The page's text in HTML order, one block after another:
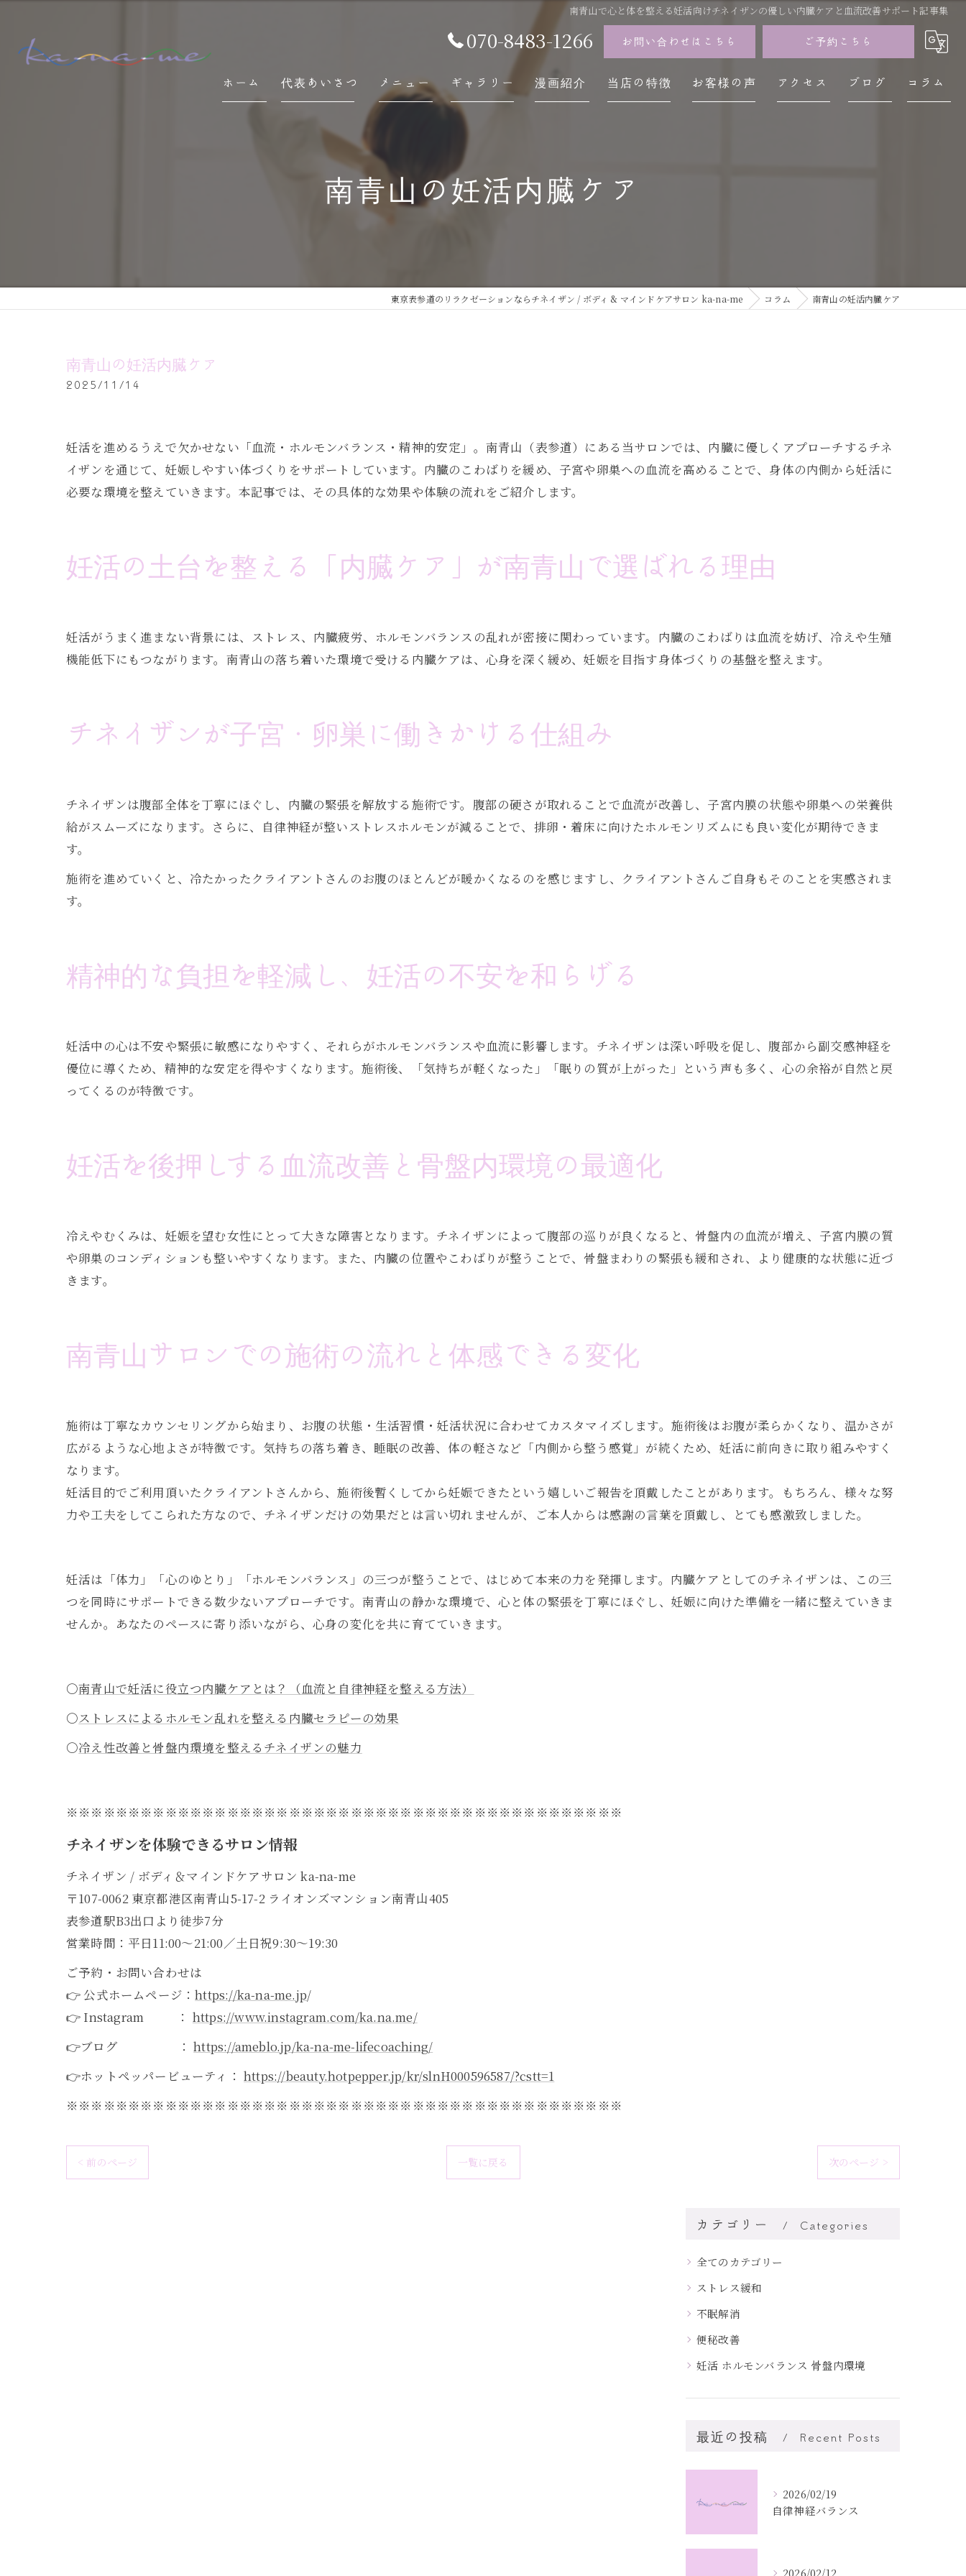
南青山で心と体を整える妊活向けチネイザンの優しい内臓ケアと血流改善サポート記事集
070-8483-1266 お問い合わせはこちら ご予約こちら
ホーム 代表あいさつ メニュー ギャラリー 漫画紹介 当店の特徴 お客様の声 アクセス ブログ コラム
南青山の妊活内臓ケア
東京表参道のリラクゼーションならチネイザン / ボディ & マインドケアサロン ka-na-me コラム 南青山の妊活内臓ケア
南青山の妊活内臓ケア
2025/11/14
妊活を進めるうえで欠かせない「血流・ホルモンバランス・精神的安定」。南青山（表参道）にある当サロンでは、内臓に優しくアプローチするチネ
イザンを通じて、妊娠しやすい体づくりをサポートしています。内臓のこわばりを緩め、子宮や卵巣への血流を高めることで、身体の内側から妊活に
必要な環境を整えていきます。本記事では、その具体的な効果や体験の流れをご紹介します。
妊活の土台を整える「内臓ケア」が南青山で選ばれる理由
妊活がうまく進まない背景には、ストレス、内臓疲労、ホルモンバランスの乱れが密接に関わっています。内臓のこわばりは血流を妨げ、冷えや生殖
機能低下にもつながります。南青山の落ち着いた環境で受ける内臓ケアは、心身を深く緩め、妊娠を目指す身体づくりの基盤を整えます。
チネイザンが子宮・卵巣に働きかける仕組み
チネイザンは腹部全体を丁寧にほぐし、内臓の緊張を解放する施術です。腹部の硬さが取れることで血流が改善し、子宮内膜の状態や卵巣への栄養供
給がスムーズになります。さらに、自律神経が整いストレスホルモンが減ることで、排卵・着床に向けたホルモンリズムにも良い変化が期待できま
す。
施術を進めていくと、冷たかったクライアントさんのお腹のほとんどが暖かくなるのを感じますし、クライアントさんご自身もそのことを実感されま
す。
精神的な負担を軽減し、妊活の不安を和らげる
妊活中の心は不安や緊張に敏感になりやすく、それらがホルモンバランスや血流に影響します。チネイザンは深い呼吸を促し、腹部から副交感神経を
優位に導くため、精神的な安定を得やすくなります。施術後、「気持ちが軽くなった」「眠りの質が上がった」という声も多く、心の余裕が自然と戻
ってくるのが特徴です。
妊活を後押しする血流改善と骨盤内環境の最適化
冷えやむくみは、妊娠を望む女性にとって大きな障害となります。チネイザンによって腹部の巡りが良くなると、骨盤内の血流が増え、子宮内膜の質
や卵巣のコンディションも整いやすくなります。また、内臓の位置やこわばりが整うことで、骨盤まわりの緊張も緩和され、より健康的な状態に近づ
きます。
南青山サロンでの施術の流れと体感できる変化
施術は丁寧なカウンセリングから始まり、お腹の状態・生活習慣・妊活状況に合わせてカスタマイズします。施術後はお腹が柔らかくなり、温かさが
広がるような心地よさが特徴です。気持ちの落ち着き、睡眠の改善、体の軽さなど「内側から整う感覚」が続くため、妊活に前向きに取り組みやすく
なります。
妊活目的でご利用頂いたクライアントさんから、施術後暫くしてから妊娠できたという嬉しいご報告を頂戴したことがあります。もちろん、様々な努
力や工夫をしてこられた方なので、チネイザンだけの効果だとは言い切れませんが、ご本人からは感謝の言葉を頂戴し、とても感激致しました。
妊活は「体力」「心のゆとり」「ホルモンバランス」の三つが整うことで、はじめて本来の力を発揮します。内臓ケアとしてのチネイザンは、この三
つを同時にサポートできる数少ないアプローチです。南青山の静かな環境で、心と体の緊張を丁寧にほぐし、妊娠に向けた準備を一緒に整えていきま
せんか。あなたのペースに寄り添いながら、心身の変化を共に育てていきます。
〇南青山で妊活に役立つ内臓ケアとは？（血流と自律神経を整える方法）
〇ストレスによるホルモン乱れを整える内臓セラピーの効果
〇冷え性改善と骨盤内環境を整えるチネイザンの魅力
※※※※※※※※※※※※※※※※※※※※※※※※※※※※※※※※※※※※※※※※※※※※※
チネイザンを体験できるサロン情報
チネイザン / ボディ＆マインドケアサロン ka-na-me
〒107-0062 東京都港区南青山5-17-2 ライオンズマンション南青山405
表参道駅B3出口より徒歩7分
営業時間：平日11:00〜21:00／土日祝9:30〜19:30
ご予約・お問い合わせは
👉 公式ホームページ：https://ka-na-me.jp/
👉 Instagram ： https://www.instagram.com/ka.na.me/
👉ブログ ：https://ameblo.jp/ka-na-me-lifecoaching/
👉ホットペッパービューティ： https://beauty.hotpepper.jp/kr/slnH000596587/?cstt=1
※※※※※※※※※※※※※※※※※※※※※※※※※※※※※※※※※※※※※※※※※※※※※
< 前のページ 一覧に戻る 次のページ >
カテゴリー Categories
全てのカテゴリー
ストレス緩和
不眠解消
便秘改善
妊活 ホルモンバランス 骨盤内環境
最近の投稿 Recent Posts
2026/02/19
自律神経バランス
2026/02/12